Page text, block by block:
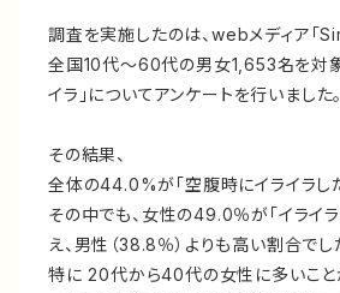
調査を実施したのは、webメディア「
全国10代～60代の男女1,653名を対象
イラ」についてアンケートを行いました。
その結果、
全体の44.0%が「空腹時にイライラし
その中でも、女性の49.0％が「イライ
え、男性（38.8％）よりも高い割合でし
特に 20代から40代の女性に多いこと